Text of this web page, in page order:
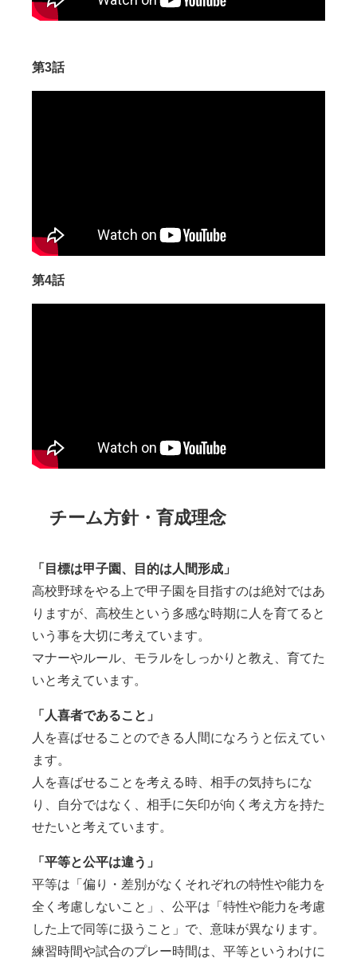
第3話
第4話
チーム方針・育成理念
「目標は甲子園、目的は人間形成」
高校野球をやる上で甲子園を目指すのは絶対ではあ
りますが、高校生という多感な時期に人を育てると
いう事を大切に考えています。
マナーやルール、モラルをしっかりと教え、育てた
いと考えています。
「人喜者であること」
人を喜ばせることのできる人間になろうと伝えてい
ます。
人を喜ばせることを考える時、相手の気持ちにな
り、自分ではなく、相手に矢印が向く考え方を持た
せたいと考えています。
「平等と公平は違う」
平等は「偏り・差別がなくそれぞれの特性や能力を
全く考慮しないこと」、公平は「特性や能力を考慮
した上で同等に扱うこと」で、意味が異なります。
練習時間や試合のプレー時間は、平等というわけに